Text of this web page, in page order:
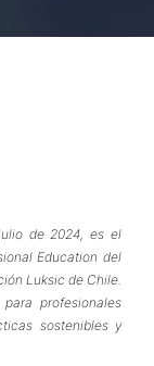
de 2024, es el
Education del
Luksic de Chile.
profesionales
sostenibles y